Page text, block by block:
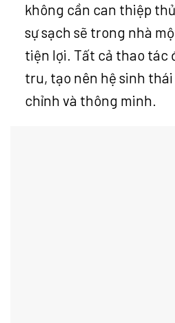
không cần can thiệp
sự sạch sẽ trong nhà
tiện lợi. Tất cả thao tác
tru, tạo nên hệ sinh
chỉnh và thông minh.